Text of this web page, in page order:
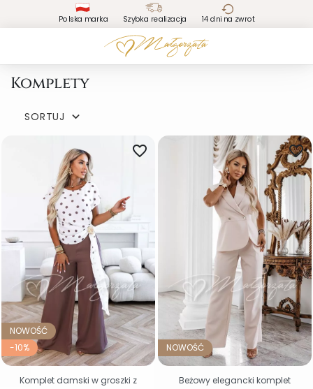
Polska marka Szybka realizacja 14 dni na zwrot
Komplety
SORTUJ 
NOWOŚĆ
-10%
favorite_border
Komplet damski w groszki z
NOWOŚĆ
favorite_border
Beżowy elegancki komplet